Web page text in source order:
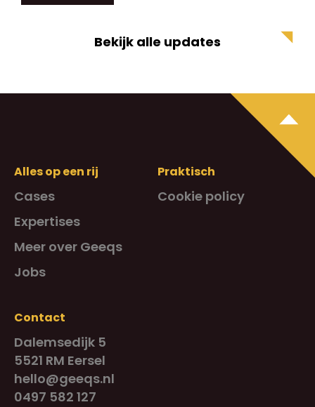
Bekijk alle updates
Alles op een rij
Cases
Expertises
Meer over Geeqs
Jobs
Praktisch
Cookie policy
Contact
Dalemsedijk 5
5521 RM Eersel
hello@geeqs.nl
0497 582 127